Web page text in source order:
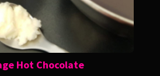
Hot Chocolate